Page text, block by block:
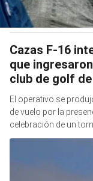
Cazas F-16
que
club de golf
El operativo se
de vuelo por la
celebración de un